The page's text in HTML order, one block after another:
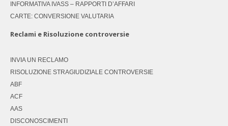
INFORMATIVA IVASS – RAPPORTI D’AFFARI
CARTE: CONVERSIONE VALUTARIA
Reclami e Risoluzione controversie
INVIA UN RECLAMO
RISOLUZIONE STRAGIUDIZIALE CONTROVERSIE
ABF
ACF
AAS
DISCONOSCIMENTI